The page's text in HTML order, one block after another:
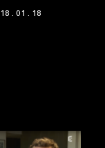
18 . 01 . 18